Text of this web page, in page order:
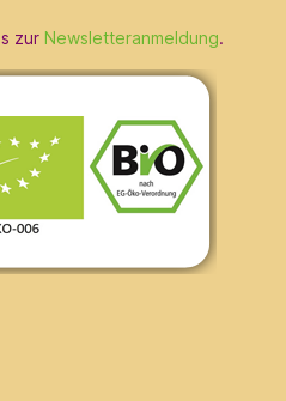
zur Newsletteranmeldung.